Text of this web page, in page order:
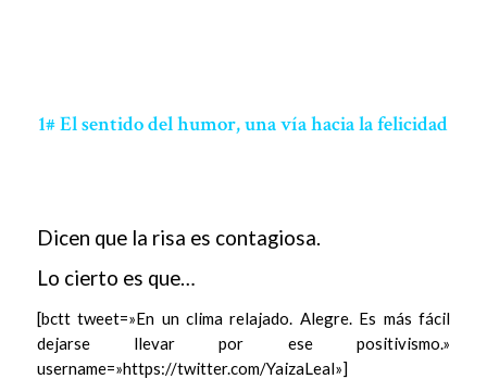
1# El sentido del humor, una vía hacia la felicidad
Dicen que la risa es contagiosa.
Lo cierto es que…
[bctt tweet=»En un clima relajado. Alegre. Es más fácil
dejarse llevar por ese positivismo.»
username=»https://twitter.com/YaizaLeal»]